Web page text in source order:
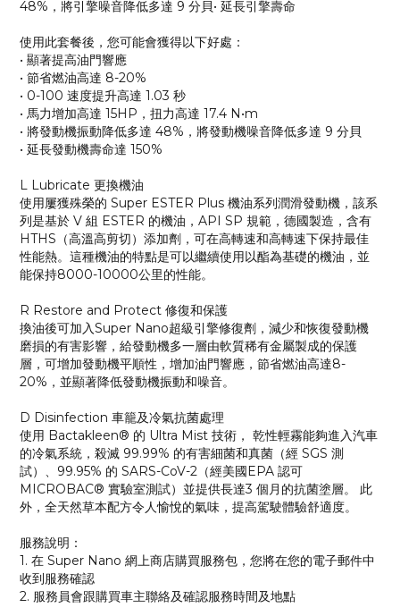
48%，將引擎噪音降低多達 9 分貝• 延長引擎壽命
使用此套餐後，您可能會獲得以下好處：
• 顯著提高油門響應
• 節省燃油高達 8-20%
• 0-100 速度提升高達 1.03 秒
• 馬力增加高達 15HP，扭力高達 17.4 N•m
• 將發動機振動降低多達 48%，將發動機噪音降低多達 9 分貝
• 延長發動機壽命達 150%
L Lubricate 更換機油
使用屢獲殊榮的 Super ESTER Plus 機油系列潤滑發動機，該系
列是基於 V 組 ESTER 的機油，API SP 規範，德國製造，含有
HTHS（高溫高剪切）添加劑，可在高轉速和高轉速下保持最佳
性能熱。這種機油的特點是可以繼續使用以酯為基礎的機油，並
能保持8000-10000公里的性能。
R Restore and Protect 修復和保護
換油後可加入Super Nano超級引擎修復劑，減少和恢復發動機
磨損的有害影響，給發動機多一層由軟質稀有金屬製成的保護
層，可增加發動機平順性，增加油門響應，節省燃油高達8-
20%，並顯著降低發動機振動和噪音。
D Disinfection 車籠及冷氣抗菌處理
使用 Bactakleen® 的 Ultra Mist 技術， 乾性輕霧能夠進入汽車
的冷氣系統，殺滅 99.99% 的有害細菌和真菌（經 SGS 測
試）、99.95% 的 SARS-CoV-2（經美國EPA 認可
MICROBAC® 實驗室測試）並提供長達3 個月的抗菌塗層。 此
外，全天然草本配方令人愉悅的氣味，提高駕駛體驗舒適度。
服務說明：
1. 在 Super Nano 網上商店購買服務包，您將在您的電子郵件中
收到服務確認
2. 服務員會跟購買車主聯絡及確認服務時間及地點